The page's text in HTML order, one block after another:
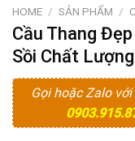
HOME / SẢN PHẨM /
Cầu Thang
Sồi Chất
Gọi hoặc Zalo